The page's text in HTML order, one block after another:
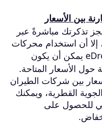
بين الأسعار
تذكرتك مباشرةً عبر
أن استخدام محركات
أو eDreams يمكن أن يكون
الأسعار المتاحة.
بين شركات الطيران
القطرية، ويمكنك
للحصول على